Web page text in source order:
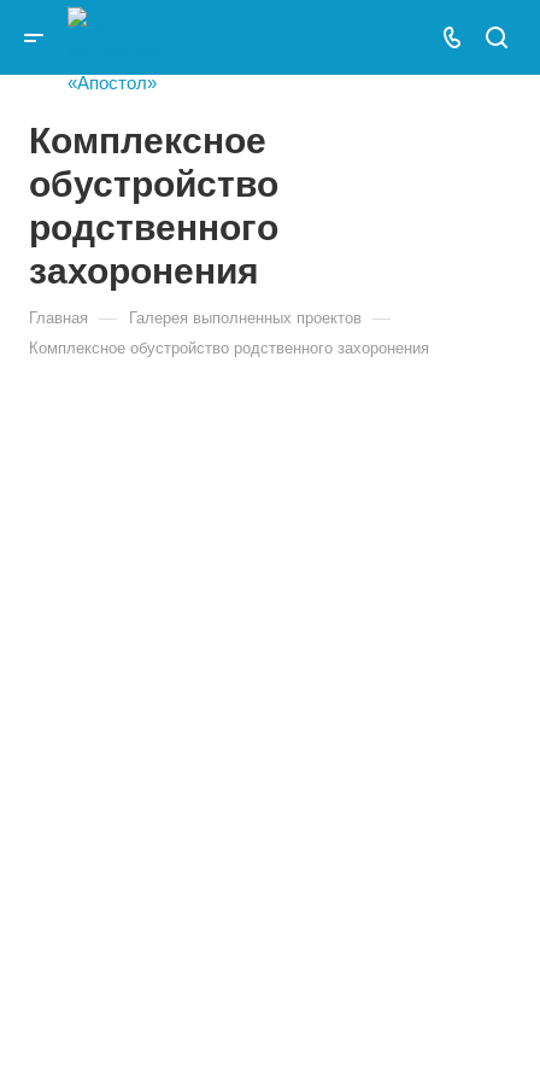
Комплексное
обустройство
родственного
захоронения
Главная — Галерея выполненных проектов —
Комплексное обустройство родственного захоронения